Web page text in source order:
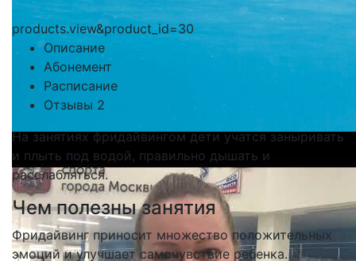
products.view&product_id=30
Описание
Абонемент
Расписание
Отзывы 2
На занятиях фридайвингом дети учатся заныривать
и плыть под водой, правильно дышать и
расслабляться.
Чем полезны занятия
Фридайвинг приносит множество положительных
эмоций и улучшает самочувствие ребенка.